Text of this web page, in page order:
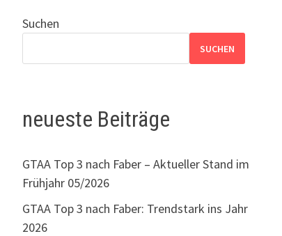
Suchen
SUCHEN
neueste Beiträge
GTAA Top 3 nach Faber – Aktueller Stand im
Frühjahr 05/2026
GTAA Top 3 nach Faber: Trendstark ins Jahr
2026